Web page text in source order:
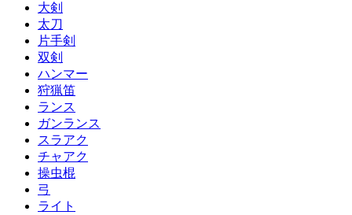
大剣
太刀
片手剣
双剣
ハンマー
狩猟笛
ランス
ガンランス
スラアク
チャアク
操虫棍
弓
ライト